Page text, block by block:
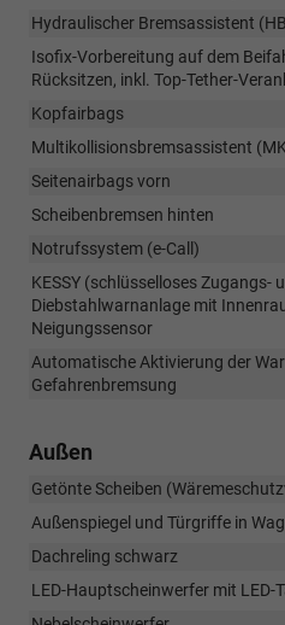
Hydraulischer Bremsassistent
Isofix-Vorbereitung auf dem
Rücksitzen, inkl. Top-Tether-
Kopfairbags
Multikollisionsbremsassistent
Seitenairbags vorn
Scheibenbremsen hinten
Notrufssystem (e-Call)
KESSY (schlüsselloses Zugangs-
Diebstahlwarnanlage mit
Neigungssensor
Automatische Aktivierung der
Gefahrenbremsung
Außen
Getönte Scheiben
Außenspiegel und Türgriffe in
Dachreling schwarz
LED-Hauptscheinwerfer mit LED-